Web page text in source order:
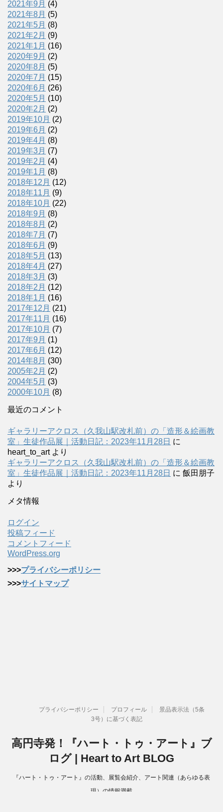
2021年9月 (4)
2021年8月 (5)
2021年5月 (8)
2021年2月 (9)
2021年1月 (16)
2020年9月 (2)
2020年8月 (5)
2020年7月 (15)
2020年6月 (26)
2020年5月 (10)
2020年2月 (2)
2019年10月 (2)
2019年6月 (2)
2019年4月 (8)
2019年3月 (7)
2019年2月 (4)
2019年1月 (8)
2018年12月 (12)
2018年11月 (9)
2018年10月 (22)
2018年9月 (8)
2018年8月 (2)
2018年7月 (7)
2018年6月 (9)
2018年5月 (13)
2018年4月 (27)
2018年3月 (3)
2018年2月 (12)
2018年1月 (16)
2017年12月 (21)
2017年11月 (16)
2017年10月 (7)
2017年9月 (1)
2017年6月 (12)
2014年8月 (30)
2005年2月 (2)
2004年5月 (3)
2000年10月 (8)
最近のコメント
ギャラリーアクロス（久我山駅改札前）の「造形＆絵画教
室」生徒作品展｜活動日記：2023年11月28日 に
heart_to_artより
ギャラリーアクロス（久我山駅改札前）の「造形＆絵画教
室」生徒作品展｜活動日記：2023年11月28日 に 飯田朋子
より
メタ情報
ログイン
投稿フィード
コメントフィード
WordPress.org
>>>プライバシーポリシー
>>>サイトマップ
プライバシーポリシー プロフィール
景品表示法（5条
3号）に基づく表記
高円寺発！『ハート・トゥ・アート』ブ
ログ | Heart to Art BLOG
『ハート・トゥ・アート』の活動、展覧会紹介、アート関連（あらゆる表
現）の情報満載